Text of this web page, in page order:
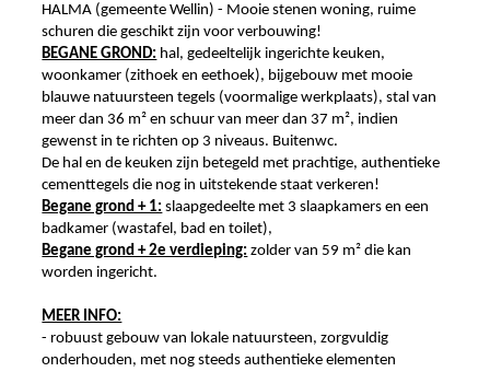
HALMA (gemeente Wellin) - Mooie stenen woning, ruime
schuren die geschikt zijn voor verbouwing!
BEGANE GROND: hal, gedeeltelijk ingerichte keuken,
woonkamer (zithoek en eethoek), bijgebouw met mooie
blauwe natuursteen tegels (voormalige werkplaats), stal van
meer dan 36 m² en schuur van meer dan 37 m², indien
gewenst in te richten op 3 niveaus. Buitenwc.
De hal en de keuken zijn betegeld met prachtige, authentieke
cementtegels die nog in uitstekende staat verkeren!
Begane grond + 1: slaapgedeelte met 3 slaapkamers en een
badkamer (wastafel, bad en toilet),
Begane grond + 2e verdieping: zolder van 59 m² die kan
worden ingericht.
MEER INFO:
- robuust gebouw van lokale natuursteen, zorgvuldig
onderhouden, met nog steeds authentieke elementen